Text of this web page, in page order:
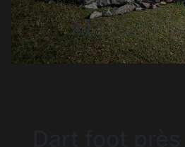
Master